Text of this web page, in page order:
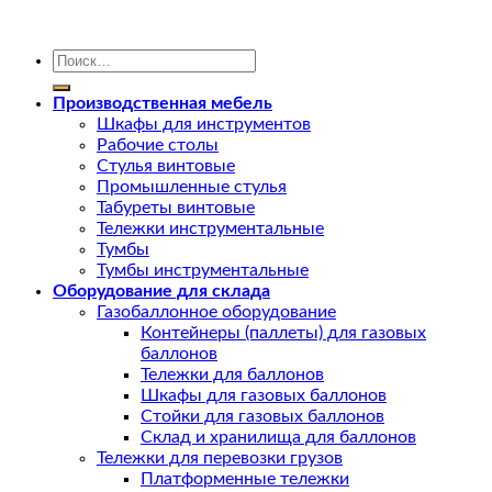
Искать:
Производственная мебель
Шкафы для инструментов
Рабочие столы
Стулья винтовые
Промышленные стулья
Табуреты винтовые
Тележки инструментальные
Тумбы
Тумбы инструментальные
Оборудование для склада
Газобаллонное оборудование
Контейнеры (паллеты) для газовых
баллонов
Тележки для баллонов
Шкафы для газовых баллонов
Стойки для газовых баллонов
Склад и хранилища для баллонов
Тележки для перевозки грузов
Платформенные тележки